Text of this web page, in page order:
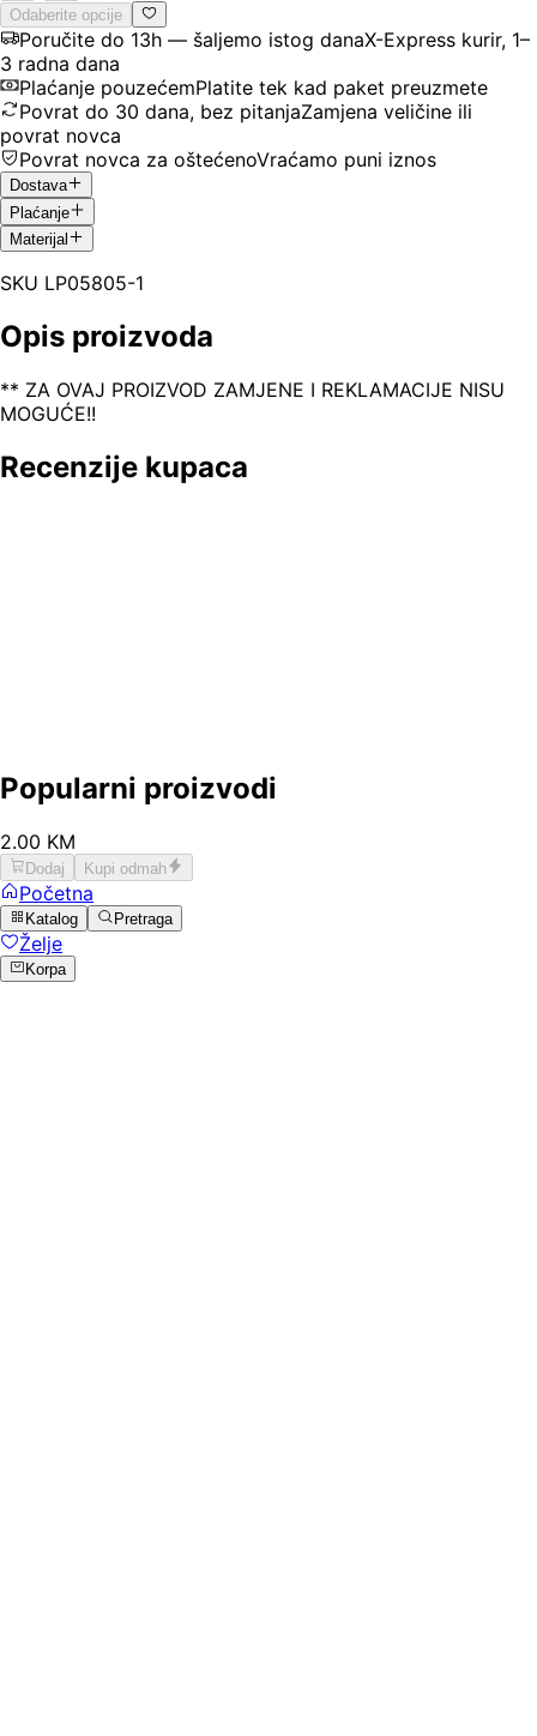
Odaberite opcije
Poručite do 13h — šaljemo istog danaX-Express kurir, 1–
3 radna dana
Plaćanje pouzećemPlatite tek kad paket preuzmete
Povrat do 30 dana, bez pitanjaZamjena veličine ili
povrat novca
Povrat novca za oštećenoVraćamo puni iznos
Dostava
Plaćanje
Materijal
SKU LP05805-1
Opis proizvoda
** ZA OVAJ PROIZVOD ZAMJENE I REKLAMACIJE NISU
MOGUĆE!!
Recenzije kupaca
Popularni proizvodi
2.00 KM
Dodaj Kupi odmah
Početna
Katalog Pretraga
Želje
Korpa